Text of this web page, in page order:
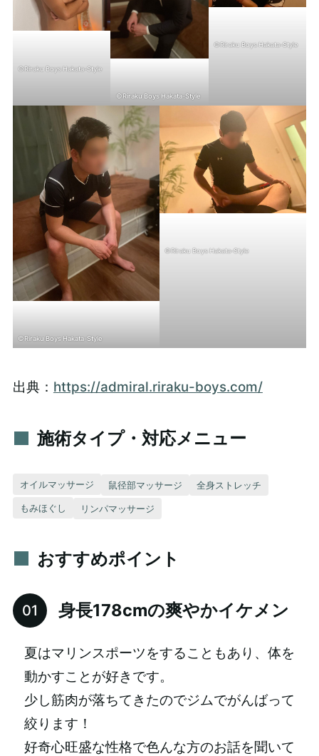
©Riraku Boys Hakata-Style
©Riraku Boys Hakata-Style
©Riraku Boys Hakata-Style
©Riraku Boys Hakata-Style
©Riraku Boys Hakata-Style
出典： https://admiral.riraku-boys.com/
施術タイプ・対応メニュー
オイルマッサージ 鼠径部マッサージ 全身ストレッチ
もみほぐし リンパマッサージ
おすすめポイント
身長178cmの爽やかイケメン
夏はマリンスポーツをすることもあり、体を
動かすことが好きです。
少し筋肉が落ちてきたのでジムでがんばって
絞ります！
好奇心旺盛な性格で色んな方のお話を聞いて